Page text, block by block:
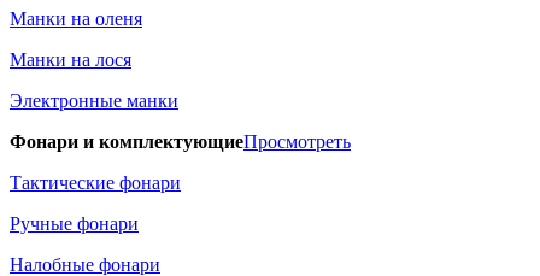
Манки на оленя
Манки на лося
Электронные манки
Фонари и комплектующиеПросмотреть
Тактические фонари
Ручные фонари
Налобные фонари